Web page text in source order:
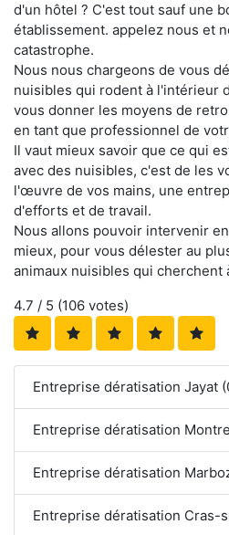
d'un hôtel ? C'est tout sauf une
établissement. appelez nous et
catastrophe.
Nous nous chargeons de vous
nuisibles qui rodent à l'intérieur
vous donner les moyens de
en tant que professionnel de
Il vaut mieux savoir que ce qui
avec des nuisibles, c'est de les
l'œuvre de vos mains, une
d'efforts et de travail.
Nous allons pouvoir intervenir
mieux, pour vous délester au
animaux nuisibles qui cherchent
4.7 / 5 (106 votes)
Entreprise dératisation Jayat
Entreprise dératisation
Entreprise dératisation
Entreprise dératisation Cras-